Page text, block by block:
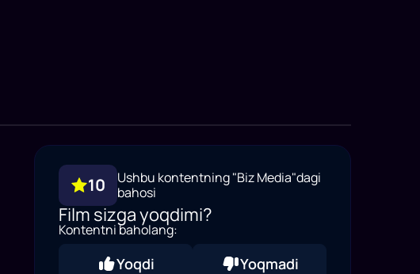
10
Ushbu kontentning "Biz Media"dagi
bahosi
Film sizga yoqdimi?
Kontentni baholang:
Yoqdi Yoqmadi